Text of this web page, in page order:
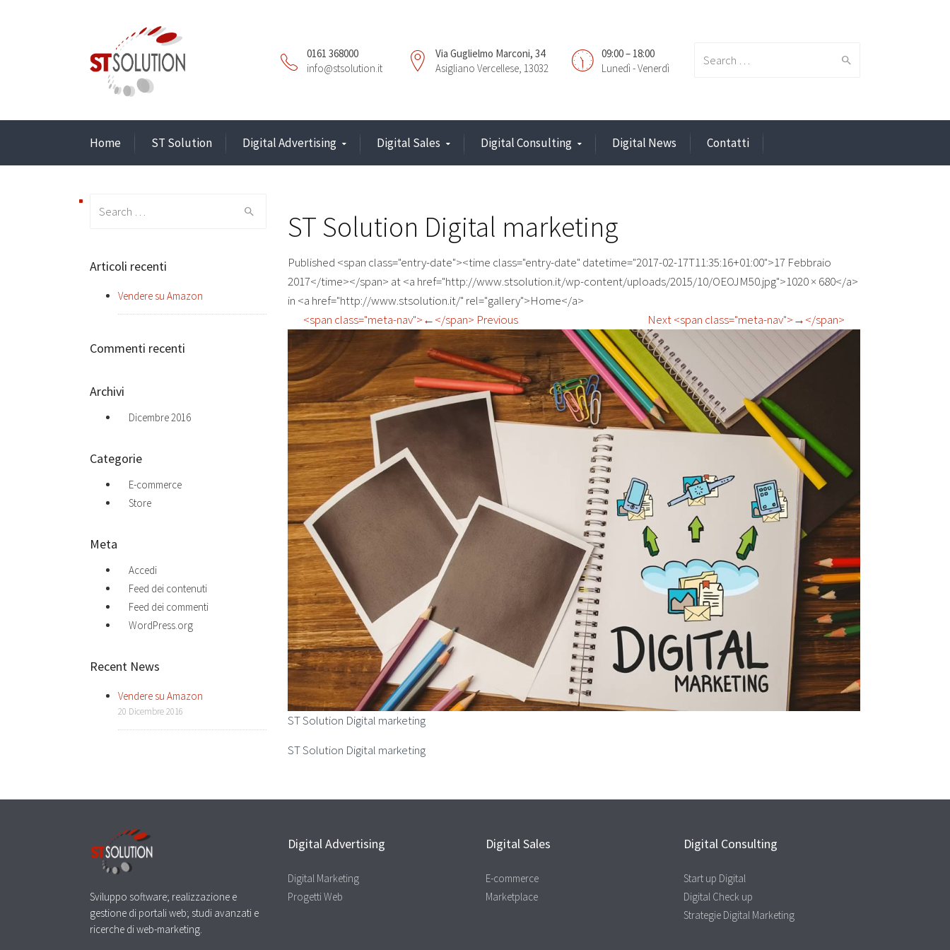
09:00 – 18:00
Lunedì - Venerdì
Via Guglielmo Marconi, 34
Asigliano Vercellese, 13032
0161 368000
info@stsolution.it
Home ST Solution Digital Advertising Digital Sales Digital Consulting Digital News Contatti
ST Solution Digital marketing
Published <span class="entry-date"><time class="entry-date" datetime="2017-02-17T11:35:16+01:00">17 Febbraio
2017</time></span> at <a href="http://www.stsolution.it/wp-content/uploads/2015/10/OEOJM50.jpg">1020 × 680</a>
in <a href="http://www.stsolution.it/" rel="gallery">Home</a>
<span class="meta-nav">←</span> Previous
Next <span class="meta-nav">→</span>
ST Solution Digital marketing
ST Solution Digital marketing
Articoli recenti
Vendere su Amazon
Commenti recenti
Archivi
Dicembre 2016
Categorie
E-commerce
Store
Meta
Accedi
Feed dei contenuti
Feed dei commenti
WordPress.org
Recent News
Vendere su Amazon
20 Dicembre 2016
Sviluppo software; realizzazione e
gestione di portali web; studi avanzati e
ricerche di web-marketing.
Digital Advertising
Digital Marketing
Progetti Web
Digital Sales
E-commerce
Marketplace
Digital Consulting
Start up Digital
Digital Check up
Strategie Digital Marketing